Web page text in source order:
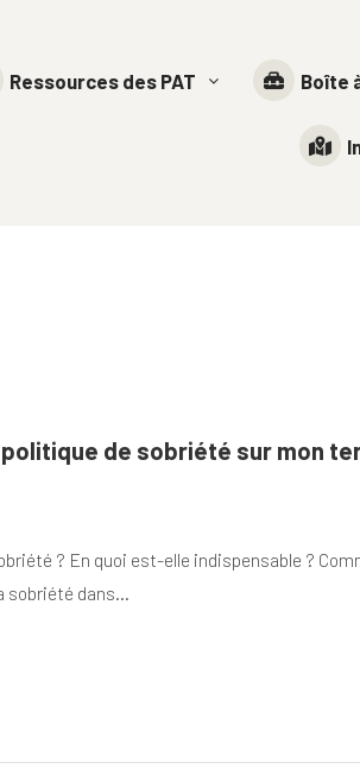
Ressources des PAT Boîte
de sobriété sur mon
? En quoi est-elle indispensable ?
sobriété dans…